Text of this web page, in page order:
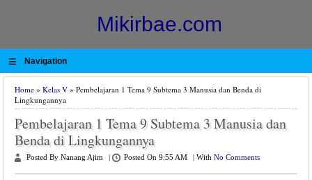
Mikirbae.com
≡ Navigation
Home » Kelas V » Pembelajaran 1 Tema 9 Subtema 3 Manusia dan Benda di
Lingkungannya
Pembelajaran 1 Tema 9 Subtema 3 Manusia dan
Benda di Lingkungannya
Posted By Nanang Ajim Posted On 9:55 AM With No Comments